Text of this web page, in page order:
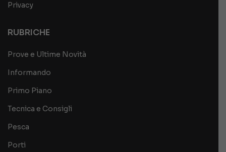
Privacy
RUBRICHE
Prove e Ultime Novità
Informando
Primo Piano
Tecnica e Consigli
Pesca
Porti